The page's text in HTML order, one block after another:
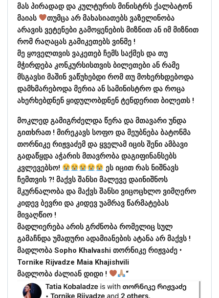
მას პირადად და კულტურის მინისტრს ქალბატონ
მაიას
თუმცა არ მახასიათებს ვაზელინობა
არავის ვეტენები გამოყენების მიზნით ან იმ მიზნით
რომ რაღაცას გამიკეთებს ვინმე !
მე ყოველთვის ვაკეთებ ჩემს საქმეს და თუ
მჭირდება კონკურსისთვის ბილეთები ან რამე
მსგავსი მაშინ ვაწუხებდი რომ თუ მოხერხდებოდა
დამხმარებოდა მერია ან სამინისტრო და როცა
ახერხებდნენ ყიდულობდნენ ტენდერით ბილეთს !
მოკლედ გამიგრძელდა წერა და მთავარი უნდა
გითხრათ ! მირეკავს სოფო და მეუბნება ბატონმა
თორნიკე რიჟვაძემ და ყველამ იცის შენი ამბავი
გადაწყდა აჭარის მთავრობა დაგიფინანსებს
კვლევებსო!
ეს იცით რას ნიშნავს
ჩემთვის ?! მაქვს შანსი მალევე დაინიშნოს
მკურნალობა და მაქვს შანსი ვიცოცხლო ვიმღერო
კიდევ ბევრი და კიდევ უამრავ წარმატებას
მივაღწიო !
მადლიერება არის გრძნობა რომელიც სულ
გამაჩნდა უმადური ადამიანების ატანა არ მაქვს !
მადლობა Sopho Khalvashi თორნიკე რიჟვაძე •
Tornike Rijvadze Maia Khajishvili
მადლობა ძალიან დიდი !
“